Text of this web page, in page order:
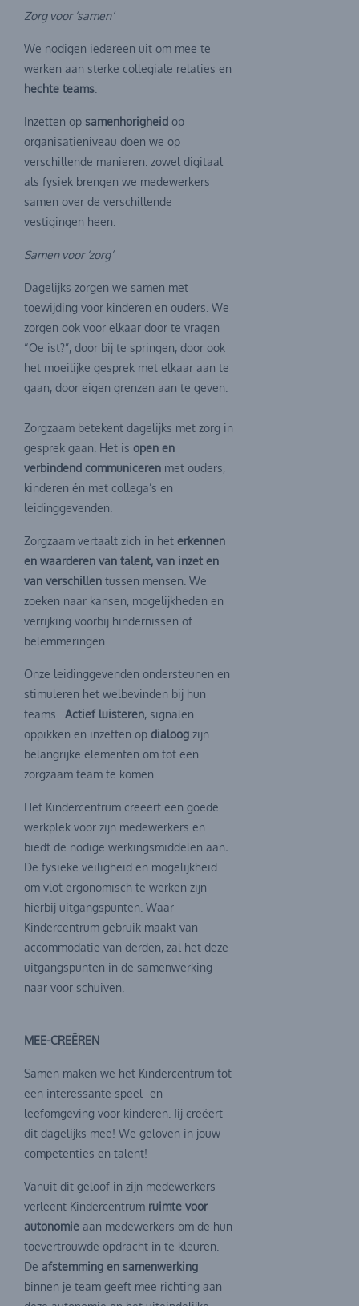
Zorg voor ‘samen’
We nodigen iedereen uit om mee te
werken aan sterke collegiale relaties en
hechte teams
Inzetten op samenhorigheid op
organisatieniveau doen we op
verschillende manieren: zowel digitaal
als fysiek brengen we medewerkers
samen over de verschillende
vestigingen heen.
Samen voor ‘zorg’
Dagelijks zorgen we samen met
toewijding voor kinderen en ouders. We
zorgen ook voor elkaar door te vragen
“Oe ist?”, door bij te springen, door ook
het moeilijke gesprek met elkaar aan te
gaan, door eigen grenzen aan te geven.
Zorgzaam betekent dagelijks met zorg in
gesprek gaan. Het is open en
verbindend communiceren met ouders,
kinderen én met collega’s en
leidinggevenden.
Zorgzaam vertaalt zich in het erkennen
en waarderen van talent, van inzet en
van verschillen tussen mensen. We
zoeken naar kansen, mogelijkheden en
verrijking voorbij hindernissen of
belemmeringen.
Onze leidinggevenden ondersteunen en
stimuleren het welbevinden bij hun
teams. Actief luisteren, signalen
oppikken en inzetten op dialoog zijn
belangrijke elementen om tot een
zorgzaam team te komen.
Het Kindercentrum creëert een goede
werkplek voor zijn medewerkers en
biedt de nodige werkingsmiddelen aan.
De fysieke veiligheid en mogelijkheid
om vlot ergonomisch te werken zijn
hierbij uitgangspunten. Waar
Kindercentrum gebruik maakt van
accommodatie van derden, zal het deze
uitgangspunten in de samenwerking
naar voor schuiven.
MEE-CREËREN
Samen maken we het Kindercentrum tot
een interessante speel- en
leefomgeving voor kinderen. Jij creëert
dit dagelijks mee! We geloven in jouw
competenties en talent!
Vanuit dit geloof in zijn medewerkers
verleent Kindercentrum ruimte voor
autonomie aan medewerkers om de hun
toevertrouwde opdracht in te kleuren.
De afstemming en samenwerking
binnen je team geeft mee richting aan